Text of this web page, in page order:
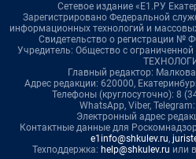
Сетевое издание «Е1.РУ
Зарегистрировано Федеральной
информационных технологий и
Свидетельство о регистрации №
Учредитель: Общество с
Главный редактор:
Адрес редакции: 620000,
Телефоны (круглосуточно): 8
WhatsApp, Viber,
Электронный адрес
Контактные данные для
e1info@shkulev.ru,
Техподдержка: help@shkulev.ru или